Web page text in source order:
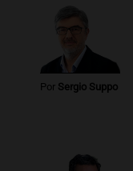
accidente
Panorama
Episodios
Por Sergio Suppo